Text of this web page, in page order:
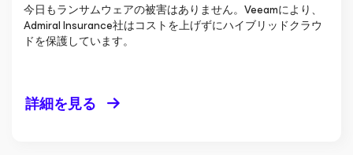
今日もランサムウェアの被害はありません。Veeamにより、
Admiral Insurance社はコストを上げずにハイブリッドクラウ
ドを保護しています。
詳細を見る